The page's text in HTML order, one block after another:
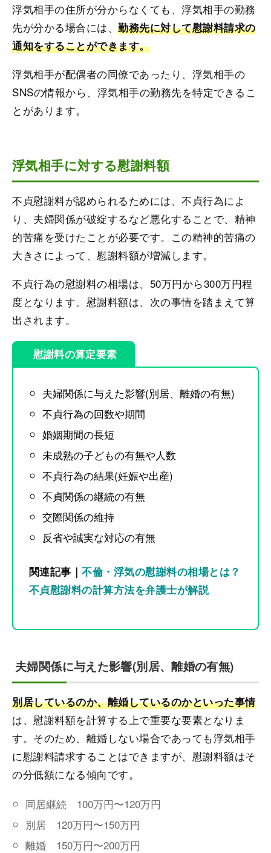
浮気相手の住所が分からなくても、浮気相手の勤務
先が分かる場合には、勤務先に対して慰謝料請求の
通知をすることができます。
浮気相手が配偶者の同僚であったり、浮気相手の
SNSの情報から、浮気相手の勤務先を特定できるこ
とがあります。
浮気相手に対する慰謝料額
不貞慰謝料が認められるためには、不貞行為によ
り、夫婦関係が破綻するなど悪化することで、精神
的苦痛を受けたことが必要です。この精神的苦痛の
大きさによって、慰謝料額が増減します。
不貞行為の慰謝料の相場は、50万円から300万円程
度となります。慰謝料額は、次の事情を踏まえて算
出されます。
慰謝料の算定要素
夫婦関係に与えた影響(別居、離婚の有無)
不貞行為の回数や期間
婚姻期間の長短
未成熟の子どもの有無や人数
不貞行為の結果(妊娠や出産)
不貞関係の継続の有無
交際関係の維持
反省や誠実な対応の有無
関連記事｜不倫・浮気の慰謝料の相場とは？
不貞慰謝料の計算方法を弁護士が解説
夫婦関係に与えた影響(別居、離婚の有無)
別居しているのか、離婚しているのかといった事情
は、慰謝料額を計算する上で重要な要素となりま
す。そのため、離婚しない場合であっても浮気相手
に慰謝料請求することはできますが、慰謝料額はそ
の分低額になる傾向です。
同居継続 100万円〜120万円
別居 120万円〜150万円
離婚 150万円〜200万円